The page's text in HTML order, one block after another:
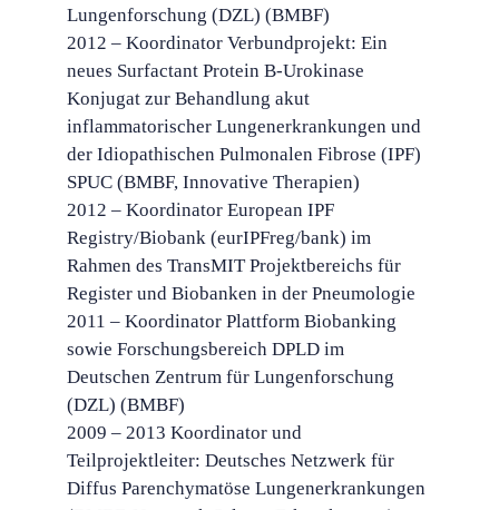
Lungenforschung (DZL) (BMBF)
2012 – Koordinator Verbundprojekt: Ein
neues Surfactant Protein B-Urokinase
Konjugat zur Behandlung akut
inflammatorischer Lungenerkrankungen und
der Idiopathischen Pulmonalen Fibrose (IPF) 
SPUC (BMBF, Innovative Therapien)
2012 – Koordinator European IPF
Registry/Biobank (eurIPFreg/bank) im
Rahmen des TransMIT Projektbereichs für
Register und Biobanken in der Pneumologie
2011 – Koordinator Plattform Biobanking
sowie Forschungsbereich DPLD im
Deutschen Zentrum für Lungenforschung
(DZL) (BMBF)
2009 – 2013 Koordinator und
Teilprojektleiter: Deutsches Netzwerk für
Diffus Parenchymatöse Lungenerkrankungen